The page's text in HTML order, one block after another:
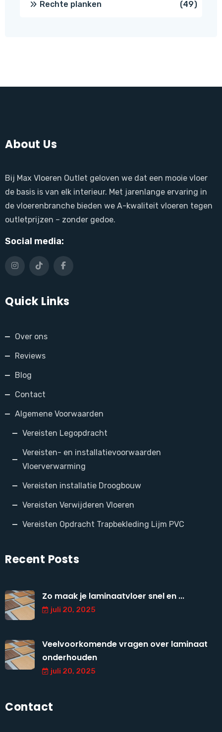
Rechte planken 4949
About Us
Bij Max Vloeren Outlet geloven we dat een mooie vloer
de basis is van elk interieur. Met jarenlange ervaring in
de vloerenbranche bieden we A-kwaliteit vloeren tegen
outletprijzen – zonder gedoe.
Social media:
Quick Links
Over ons
Reviews
Blog
Contact
Algemene Voorwaarden
Vereisten Legopdracht
Vereisten- en installatievoorwaarden
Vloerverwarming
Vereisten installatie Droogbouw
Vereisten Verwijderen Vloeren
Vereisten Opdracht Trapbekleding Lijm PVC
Recent Posts
Zo maak je laminaatvloer snel en ...
juli 20, 2025
Veelvoorkomende vragen over laminaat
onderhouden
juli 20, 2025
Contact